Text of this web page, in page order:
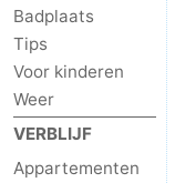
Badplaats
Tips
Voor kinderen
Weer
VERBLIJF
Appartementen